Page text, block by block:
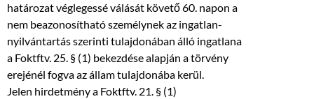
határozat véglegessé válását követő 60. napon a
nem beazonosítható személynek az ingatlan-
nyilvántartás szerinti tulajdonában álló ingatlana
a Foktftv. 25. § (1) bekezdése alapján a törvény
erejénél fogva az állam tulajdonába kerül.
Jelen hirdetmény a Foktftv. 21. § (1)